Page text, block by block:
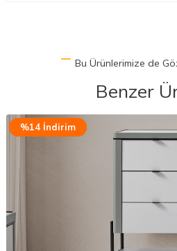
Bu Ürünlerimize de
Benzer
%14 İndirim